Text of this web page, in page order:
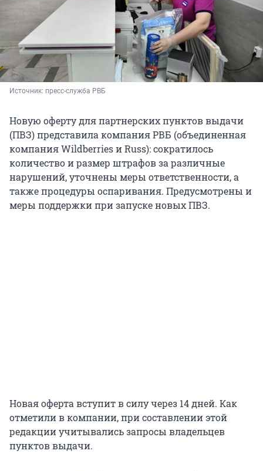
Источник: пресс-служба РВБ
Новую оферту для партнерских пунктов выдачи
(ПВЗ) представила компания РВБ (объединенная
компания Wildberries и Russ): сократилось
количество и размер штрафов за различные
нарушений, уточнены меры ответственности, а
также процедуры оспаривания. Предусмотрены и
меры поддержки при запуске новых ПВЗ.
Новая оферта вступит в силу через 14 дней. Как
отметили в компании, при составлении этой
редакции учитывались запросы владельцев
пунктов выдачи.